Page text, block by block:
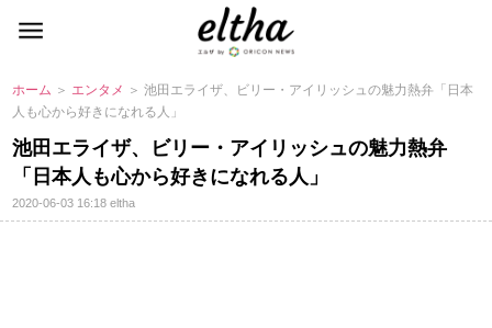
ホーム ＞ エンタメ ＞ 池田エライザ、ビリー・アイリッシュの魅力熱弁「日本
人も心から好きになれる人」
池田エライザ、ビリー・アイリッシュの魅力熱弁
「日本人も心から好きになれる人」
2020-06-03 16:18eltha